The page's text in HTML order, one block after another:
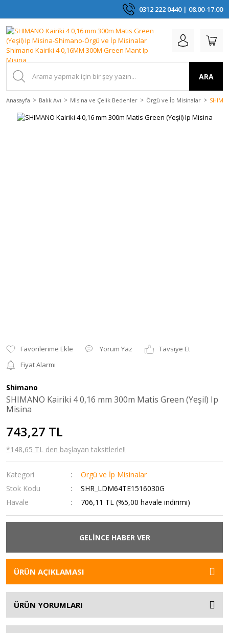
0312 222 0440 | 08.00-17.00
ARA
Anasayfa Balık Avı Misina ve Çelik Bedenler Örgü ve İp Misinalar
Yorum Yaz
Tavsiye Et
Fiyat Alarmı
Shimano
SHIMANO Kairiki 4 0,16 mm 300m Matis Green (Yeşil) Ip
Misina
743,27 TL
*148,65 TL den başlayan taksitlerle!!
Kategori
Örgü ve İp Misinalar
Stok Kodu
SHR_LDM64TE1516030G
Havale
706,11 TL (%5,00 havale indirimi)
GELİNCE HABER VER
ÜRÜN AÇIKLAMASI
ÜRÜN YORUMLARI